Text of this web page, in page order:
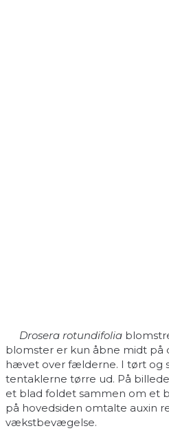
Drosera rotundifolia
blomster er kun åbne midt på
hævet over fælderne. I tørt og
tentaklerne tørre ud. På
et blad foldet sammen om et
på hovedsiden omtalte auxin
vækstbevægelse.